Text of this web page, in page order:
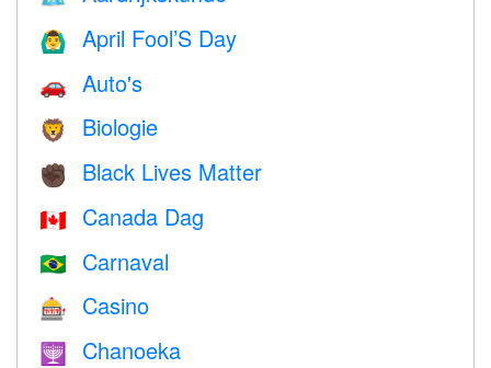
🙆‍♂️ April Fool’S Day
🚗 Auto's
🦁 Biologie
✊🏿 Black Lives Matter
🇨🇦 Canada Dag
🇧🇷 Carnaval
🎰 Casino
🕎 Chanoeka